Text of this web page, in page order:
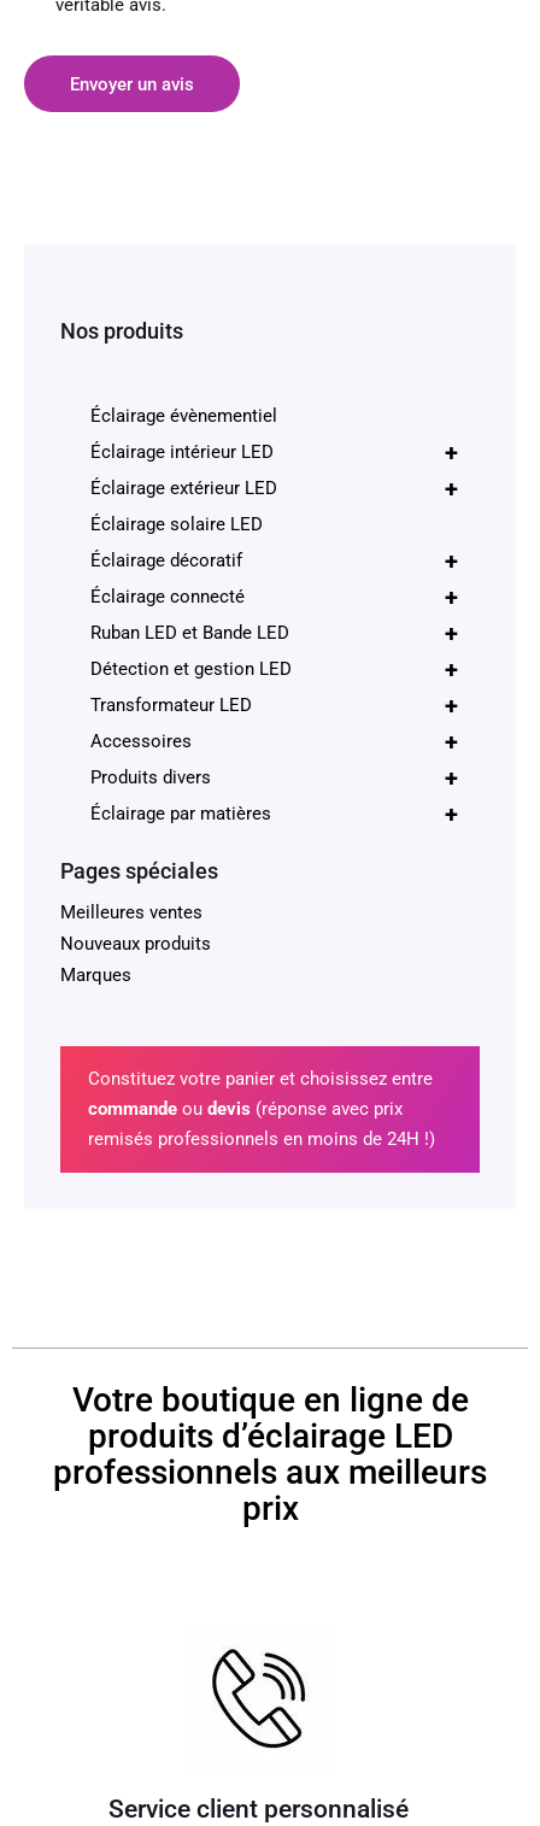
véritable avis.
Envoyer un avis
Nos produits
Éclairage évènementiel
+
Éclairage intérieur LED
+
Éclairage extérieur LED
Éclairage solaire LED
+
Éclairage décoratif
+
Éclairage connecté
+
Ruban LED et Bande LED
+
Détection et gestion LED
+
Transformateur LED
+
Accessoires
+
Produits divers
+
Éclairage par matières
Pages spéciales
Meilleures ventes
Nouveaux produits
Marques
Constituez votre panier et choisissez entre
commandeou devis (réponse avec prix
remisés professionnels en moins de 24H !)
Votre boutique en ligne de
produits d’éclairage LED
professionnels aux meilleurs
prix
Service client personnalisé